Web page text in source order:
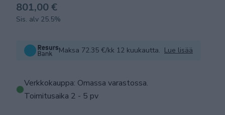
801,00 €
Sis. alv 25.5%
Maksa 72.35 €/kk 12 kuukautta. Lue lisää
Verkkokauppa: Omassa varastossa.
Toimitusaika 2 - 5 pv